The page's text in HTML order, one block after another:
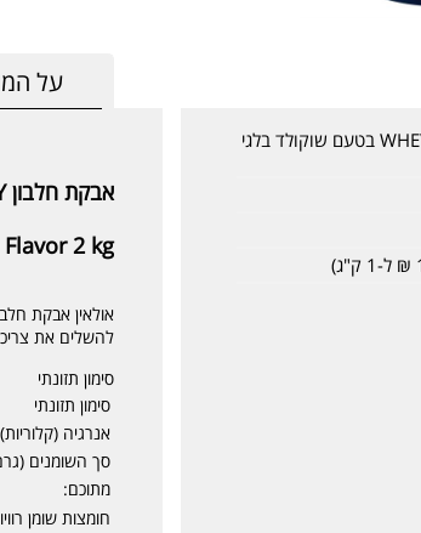
על
אבקת חלבון WHEY בטעם שוקולד בלגי 2 ק"ג allin
2 kg
להשלים את
סימון תזונתי
סימון תזונתי
אנרגיה (קלוריות)
סך השומנים
מתוכם:
חומצות שומן
אולאין אבקת חלבון WHEY בטעם שוקולד בלגי